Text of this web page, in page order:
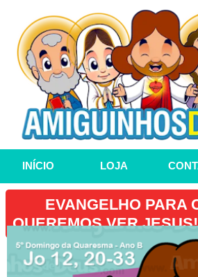
INÍCIO LOJA
EVANGELHO PARA
QUEREMOS VER